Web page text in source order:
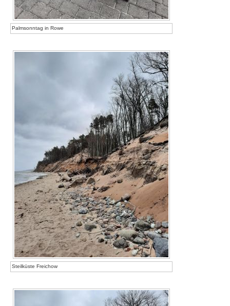
Palmsonntag in Rowe
Steilküste Freichow